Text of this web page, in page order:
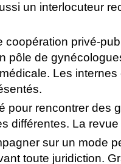
un interlocuteur
privé-
pôle de
Les
pour rencontrer des
différentes. La
sur un mode
toute juridiction.